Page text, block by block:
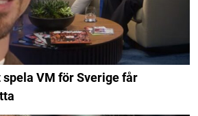
VM för Sverige får